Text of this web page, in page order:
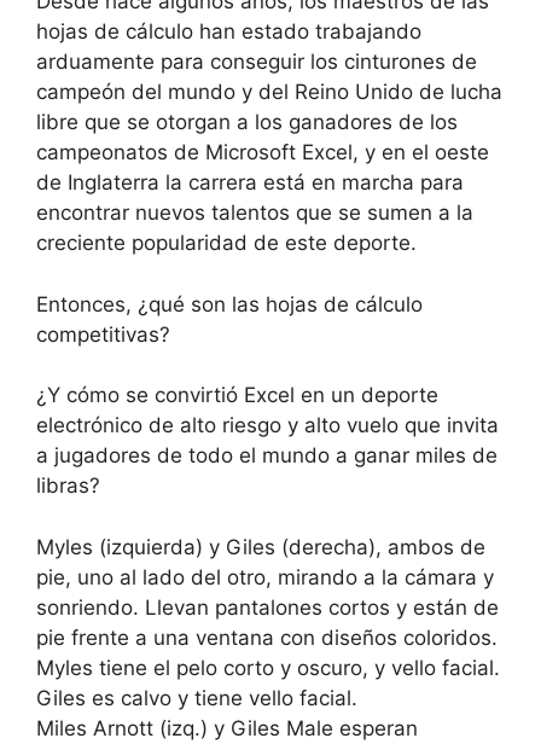
hojas de cálculo han estado trabajando
arduamente para conseguir los cinturones de
campeón del mundo y del Reino Unido de lucha
libre que se otorgan a los ganadores de los
campeonatos de Microsoft Excel, y en el oeste
de Inglaterra la carrera está en marcha para
encontrar nuevos talentos que se sumen a la
creciente popularidad de este deporte.
Entonces, ¿qué son las hojas de cálculo
competitivas?
¿Y cómo se convirtió Excel en un deporte
electrónico de alto riesgo y alto vuelo que invita
a jugadores de todo el mundo a ganar miles de
libras?
Myles (izquierda) y Giles (derecha), ambos de
pie, uno al lado del otro, mirando a la cámara y
sonriendo. Llevan pantalones cortos y están de
pie frente a una ventana con diseños coloridos.
Myles tiene el pelo corto y oscuro, y vello facial.
Giles es calvo y tiene vello facial.
Miles Arnott (izq.) y Giles Male esperan